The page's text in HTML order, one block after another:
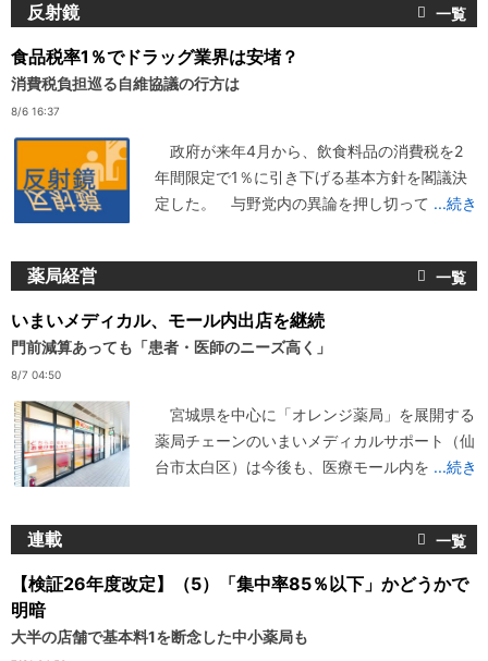
反射鏡
食品税率1％でドラッグ業界は安堵？
消費税負担巡る自維協議の行方は
8/6 16:37
政府が来年4月から、飲食料品の消費税を2
年間限定で1％に引き下げる基本方針を閣議決
定した。 与野党内の異論を押し切って ...続き
薬局経営
いまいメディカル、モール内出店を継続
門前減算あっても「患者・医師のニーズ高く」
8/7 04:50
宮城県を中心に「オレンジ薬局」を展開する
薬局チェーンのいまいメディカルサポート（仙
台市太白区）は今後も、医療モール内を ...続き
連載
【検証26年度改定】（5）「集中率85％以下」かどうかで
明暗
大半の店舗で基本料1を断念した中小薬局も